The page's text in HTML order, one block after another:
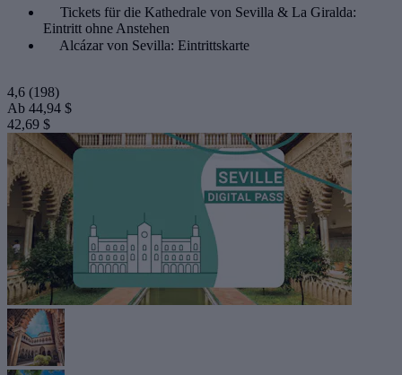
Tickets für die Kathedrale von Sevilla & La Giralda:
Eintritt ohne Anstehen
Alcázar von Sevilla: Eintrittskarte
4,6 (198)
Ab 44,94 $
42,69 $